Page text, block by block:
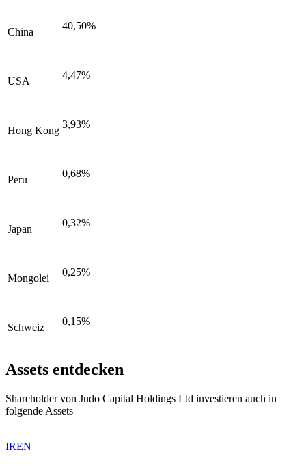
China
40,50%
USA
4,47%
Hong Kong
3,93%
Peru
0,68%
Japan
0,32%
Mongolei
0,25%
Schweiz
0,15%
Assets entdecken
Shareholder von Judo Capital Holdings Ltd investieren auch in
folgende Assets
IREN